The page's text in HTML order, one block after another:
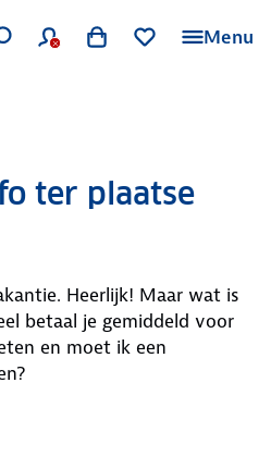
Menu
ter plaatse
Heerlijk! Maar wat is
betaal je gemiddeld voor
en moet ik een